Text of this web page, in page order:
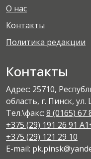
О нас
Контакты
Политика редакции
Контакты
Адрес: 25710,
область, г. Пинск,
Тел.\факс: 8 (0165) 67
+375 (29) 191 26 91
+375 (29) 121 29 10
E-mail: